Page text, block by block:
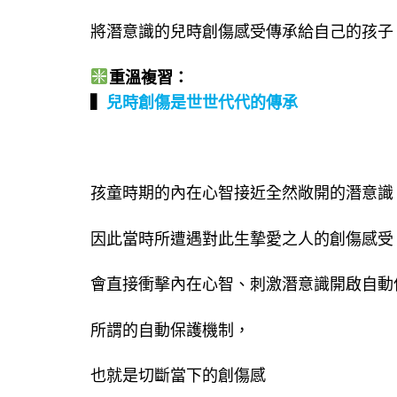
將潛意識的兒時創傷感受傳承給自己的孩子
重溫複習：
▍ 兒時創傷是世世代代的傳承
孩童時期的內在心智接近全然敞開的潛意識
因此當時所遭遇對此生摯愛之人的創傷感受
會直接衝擊內在心智、刺激潛意識開啟自
所謂的自動保護機制，
也就是切斷當下的創傷感